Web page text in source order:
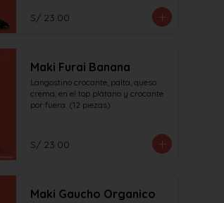
S/ 23.00
Maki Furai Banana
Langostino crocante, palta, queso
crema, en el top plátano y crocante
por fuera. (12 piezas)
S/ 23.00
Maki Gaucho Organico